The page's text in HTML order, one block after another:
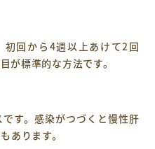
初回から4週以上あけて2回
が標準的な方法です。
す。感染がつづくと慢性肝
あります。